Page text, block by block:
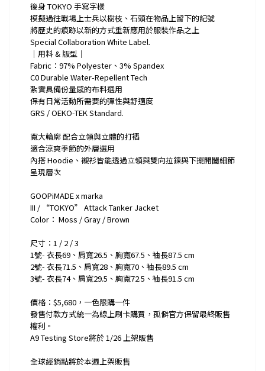
後身 TOKYO 手寫字樣
模擬過往戰場上士兵以樹枝、石頭在物品上留下的記號
將歷史的痕跡以新的方式重新應用於服裝作品之上
Special Collaboration White Label.
｜用料 & 版型｜
Fabric：97% Polyester、3% Spandex
C0 Durable Water-Repellent Tech
紮實具備份量感的布料選用
保有日常活動所需要的彈性與舒適度
GRS / OEKO-TEK Standard.
寬大輪廓 配合立領與立體的打褶
適合涼爽季節的外層選用
內搭 Hoodie、襯衫皆能透過立領與雙向拉鍊與下擺開闔細節
呈現層次
GOOPiMADE x marka
III / “TOKYO” Attack Tanker Jacket
Color： Moss / Gray / Brown
尺寸：1 / 2 / 3
1號- 衣長69、肩寬26.5、胸寬67.5、袖長87.5 cm
2號- 衣長71.5、肩寬28、胸寬70、袖長89.5 cm
3號- 衣長74、肩寬29.5、胸寬72.5、袖長91.5 cm
價格：$5,680，一色限購一件
發售付款方式統一為線上刷卡購買，孤僻官方保留最終販售
權利。
A9 Testing Store將於 1/26 上架販售
全球經銷點將於本週上架販售